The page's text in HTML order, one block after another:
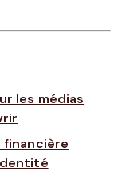
les médias
financière